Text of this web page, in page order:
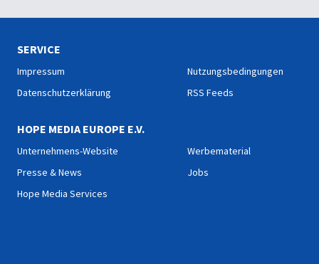
Einheit.
SERVICE
Impressum
Datenschutzerklärung
Nutzungsbedingungen
RSS Feeds
HOPE MEDIA EUROPE E.V.
Unternehmens-Website
Presse & News
Hope Media Services
Werbematerial
Jobs